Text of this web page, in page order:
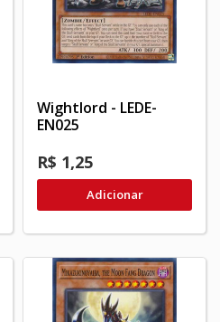
Wightlord - LEDE-
EN025
R$ 1,25
Adicionar